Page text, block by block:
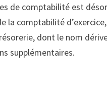
de comptabilité est
la comptabilité
dont le nom
supplémentaires.